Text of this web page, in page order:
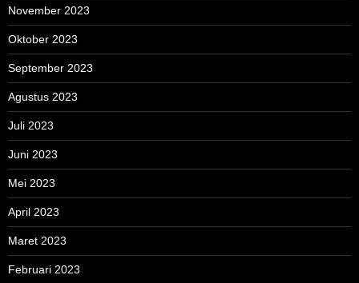
November 2023
Oktober 2023
September 2023
Agustus 2023
Juli 2023
Juni 2023
Mei 2023
April 2023
Maret 2023
Februari 2023